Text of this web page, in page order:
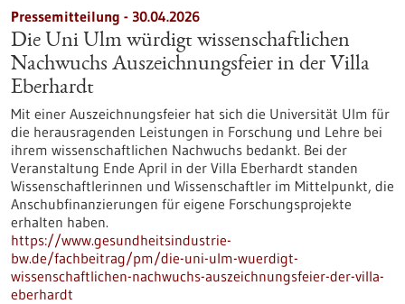
Pressemitteilung - 30.04.2026
Die Uni Ulm würdigt wissenschaftlichen
Nachwuchs Auszeichnungsfeier in der Villa
Eberhardt
Mit einer Auszeichnungsfeier hat sich die Universität Ulm für
die herausragenden Leistungen in Forschung und Lehre bei
ihrem wissenschaftlichen Nachwuchs bedankt. Bei der
Veranstaltung Ende April in der Villa Eberhardt standen
Wissenschaftlerinnen und Wissenschaftler im Mittelpunkt, die
Anschubfinanzierungen für eigene Forschungsprojekte
erhalten haben.
https://www.gesundheitsindustrie-
bw.de/fachbeitrag/pm/die-uni-ulm-wuerdigt-
wissenschaftlichen-nachwuchs-auszeichnungsfeier-der-villa-
eberhardt